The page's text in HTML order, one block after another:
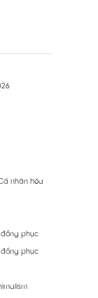
nhân hóa
đồng phục
phục